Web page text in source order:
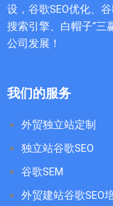
设，谷歌SEO优化、
搜索引擎、白帽子“三
公司发展！
我们的服务
外贸独立站定制
独立站谷歌SEO
谷歌SEM
外贸建站谷歌SEO